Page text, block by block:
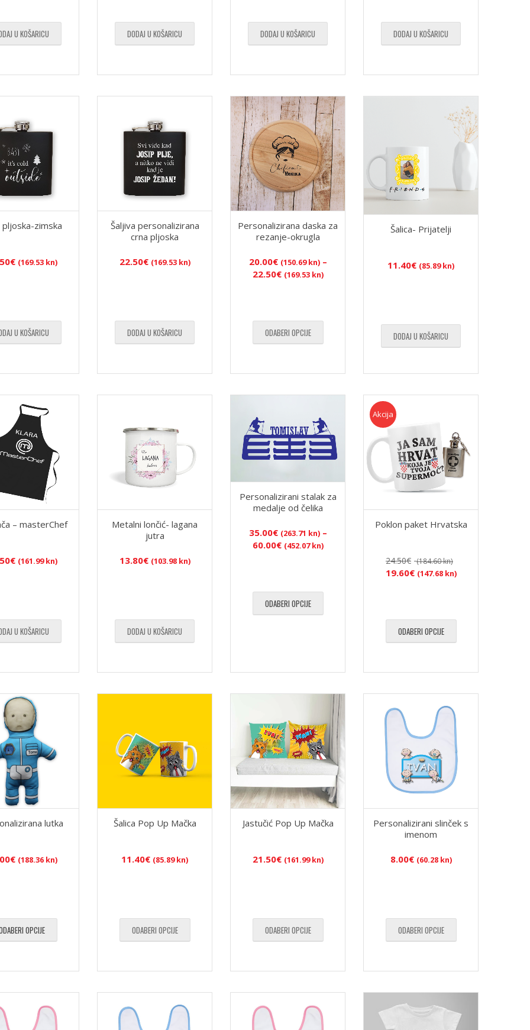
U KOŠARICU DODAJ U KOŠARICU DODAJ U KOŠARICU DODAJ U KOŠARICU
pljoska-zimska
€ (169.53 kn)
U KOŠARICU
Šaljiva personalizirana
crna pljoska
22.50€ (169.53 kn)
DODAJ U KOŠARICU
Personalizirana daska za
rezanje-okrugla
20.00€ (150.69 kn) –
22.50€ (169.53 kn)Raspon
(150.69
do
ODABERI OPCIJE
Šalica- Prijatelji
11.40€ (85.89 kn)
DODAJ U KOŠARICU
– masterChef
€ (161.99 kn)
U KOŠARICU
Metalni lončić- lagana
jutra
13.80€ (103.98 kn)
DODAJ U KOŠARICU
Personalizirani stalak za
medalje od čelika
35.00€ (263.71 kn) –
60.00€ (452.07 kn)Raspon
(263.71
do
ODABERI OPCIJE
Akcija
Poklon paket Hrvatska
24.50€ (184.60 kn)
cijena
(184.60
19.60€ (147.68 kn)Trenutna
(147.68
ODABERI OPCIJE
lutka
€ (188.36 kn)
OPCIJE
Šalica Pop Up Mačka
11.40€ (85.89 kn)
ODABERI OPCIJE
Jastučić Pop Up Mačka
21.50€ (161.99 kn)
ODABERI OPCIJE
Personalizirani slinček s
imenom
8.00€ (60.28 kn)
ODABERI OPCIJE